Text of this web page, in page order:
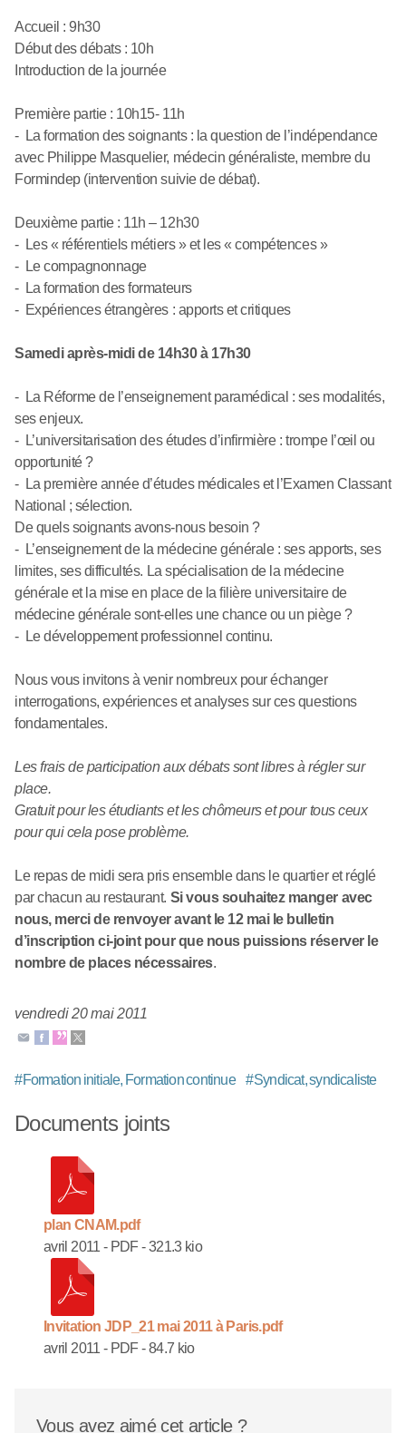
Accueil : 9h30
Début des débats : 10h
Introduction de la journée
Première partie : 10h15- 11h
- La formation des soignants : la question de l’indépendance
avec Philippe Masquelier, médecin généraliste, membre du
Formindep (intervention suivie de débat).
Deuxième partie : 11h – 12h30
- Les « référentiels métiers » et les « compétences »
- Le compagnonnage
- La formation des formateurs
- Expériences étrangères : apports et critiques
Samedi après-midi de 14h30 à 17h30
- La Réforme de l’enseignement paramédical : ses modalités,
ses enjeux.
- L’universitarisation des études d’infirmière : trompe l’œil ou
opportunité ?
- La première année d’études médicales et l’Examen Classant
National ; sélection.
De quels soignants avons-nous besoin ?
- L’enseignement de la médecine générale : ses apports, ses
limites, ses difficultés. La spécialisation de la médecine
générale et la mise en place de la filière universitaire de
médecine générale sont-elles une chance ou un piège ?
- Le développement professionnel continu.
Nous vous invitons à venir nombreux pour échanger
interrogations, expériences et analyses sur ces questions
fondamentales.
Les frais de participation aux débats sont libres à régler sur
place.
Gratuit pour les étudiants et les chômeurs et pour tous ceux
pour qui cela pose problème.
Le repas de midi sera pris ensemble dans le quartier et réglé
par chacun au restaurant. Si vous souhaitez manger avec
nous, merci de renvoyer avant le 12 mai le bulletin
d’inscription ci-joint pour que nous puissions réserver le
nombre de places nécessaires.
vendredi 20 mai 2011
#Formation initiale, Formation continue #Syndicat, syndicaliste
Documents joints
plan CNAM.pdf
avril 2011 - PDF-321.3 kio
Invitation JDP_21 mai 2011 à Paris.pdf
avril 2011 - PDF-84.7 kio
Vous avez aimé cet article ?